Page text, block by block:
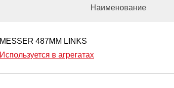
Наименование
MESSER 487MM LINKS
Используется в агрегатах